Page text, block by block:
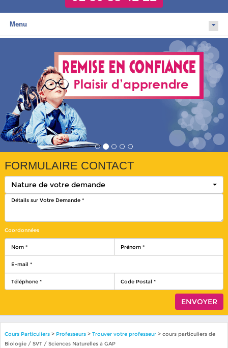
Menu
FORMULAIRE CONTACT
Nature de votre demande
Coordonnées
Cours Particuliers> Professeurs > Trouver votre professeur> cours particuliers de
Biologie / SVT / Sciences Naturelles à GAP